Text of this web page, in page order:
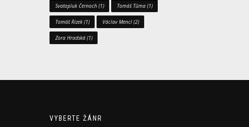
Svatopluk Černoch (1) Tomáš Tůma (1)
Tomáš Řízek (1) Václav Mencl (2)
Zora Hradská (1)
VYBERTE ŽÁNR